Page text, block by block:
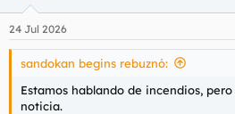
e
s
24 Jul 2026
sandokan begins rebuznó:
Estamos hablando de incendios,
noticia.